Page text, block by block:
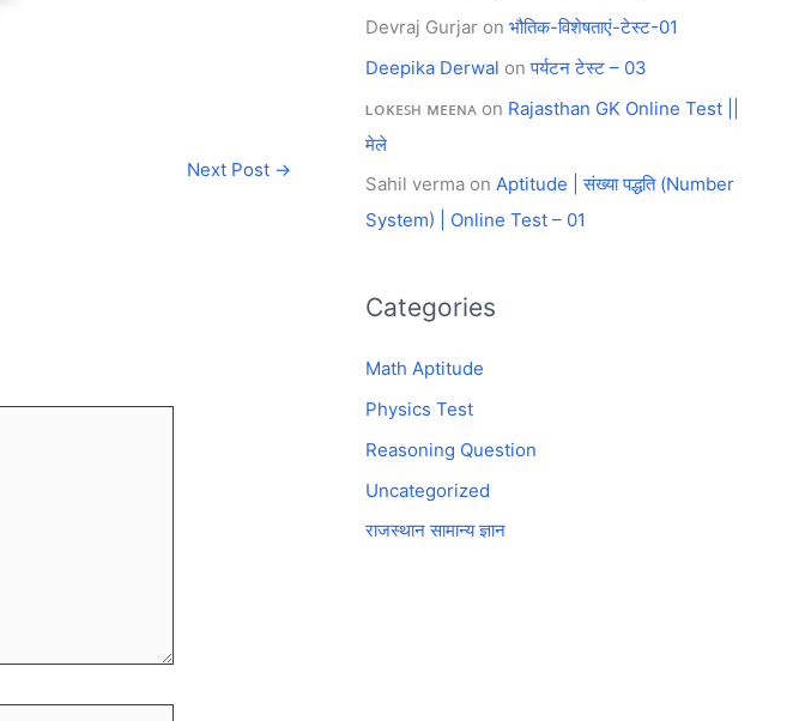
Next Post →
Devraj Gurjar on भौतिक-विशेषताएं-टेस्ट-01
Deepika Derwal onपर्यटन टेस्ट – 03
ʟᴏᴋᴇꜱʜ ᴍᴇᴇɴᴀ on Rajasthan GK Online Test ||
मेले
Sahil verma on Aptitude | संख्या पद्धति (Number
System) | Online Test – 01
Categories
Math Aptitude
Physics Test
Reasoning Question
Uncategorized
राजस्थान सामान्य ज्ञान